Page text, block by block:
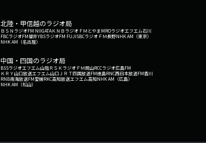
北陸・甲信越のラジオ局
ＢＳＮラジオFM NIIGATAＫＮＢラジオ ＦＭとやまMROラジオエフエム石川
FBCラジオFM福井YBSラジオFM FUJISBCラジオ ＦＭ長野NHK AM（東京）
NHK AM（名古屋）
中国・四国のラジオ局
BSSラジオエフエム山陰ＲＳＫラジオ ＦＭ岡山RCCラジオ広島FM
ＫＲＹ山口放送エフエム山口 ＪＲＴ四国放送FM徳島RNC西日本放送FM香川
RNB南海放送FM愛媛RKC高知放送エフエム高知NHK AM（広島）
NHK AM（松山）